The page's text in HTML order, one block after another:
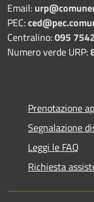
Email:
PEC:
Centralino:095
Numero verde URP:
Prenotazione
Segnalazione
Leggi le FAQ
Richiesta